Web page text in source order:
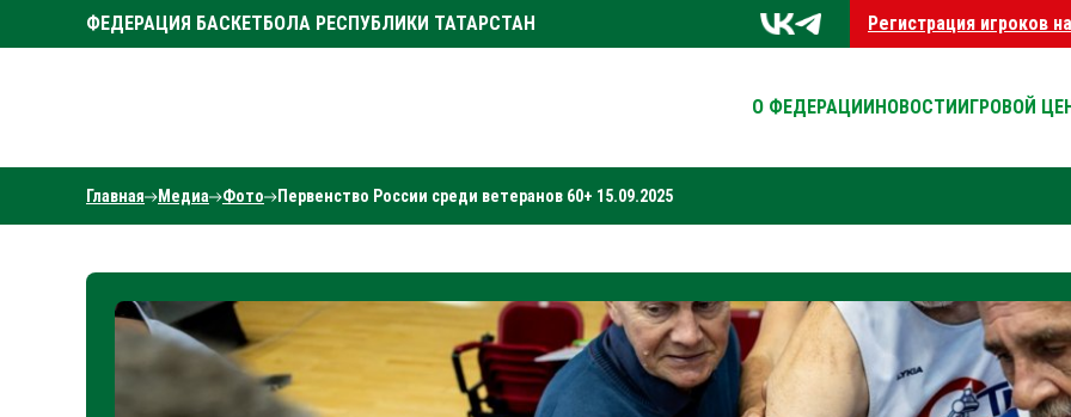
ФЕДЕРАЦИЯ БАСКЕТБОЛА РЕСПУБЛИКИ ТАТАРСТАН Регистрация игроков
О ФЕДЕРАЦИИНОВОСТИИГРОВОЙ
Главная Медиа Фото Первенство России среди ветеранов 60+ 15.09.2025